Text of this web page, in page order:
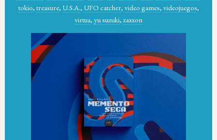
tokio, treasure, U.S.A., UFO catcher, video games, videojuegos,
virtua, yu suzuki, zaxxon